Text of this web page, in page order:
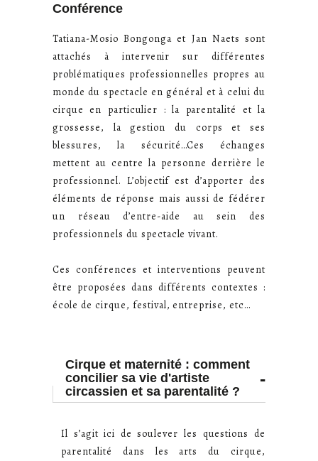
Conférence
Tatiana-Mosio Bongonga et Jan Naets sont
attachés à intervenir sur différentes
problématiques professionnelles propres au
monde du spectacle en général et à celui du
cirque en particulier : la parentalité et la
grossesse, la gestion du corps et ses
blessures, la sécurité…Ces échanges
mettent au centre la personne derrière le
professionnel. L’objectif est d’apporter des
éléments de réponse mais aussi de fédérer
un réseau d’entre-aide au sein des
professionnels du spectacle vivant.
Ces conférences et interventions peuvent
être proposées dans différents contextes :
école de cirque, festival, entreprise, etc…
Cirque et maternité : comment
concilier sa vie d'artiste
circassien et sa parentalité ?
-
Il s’agit ici de soulever les questions de
parentalité dans les arts du cirque,